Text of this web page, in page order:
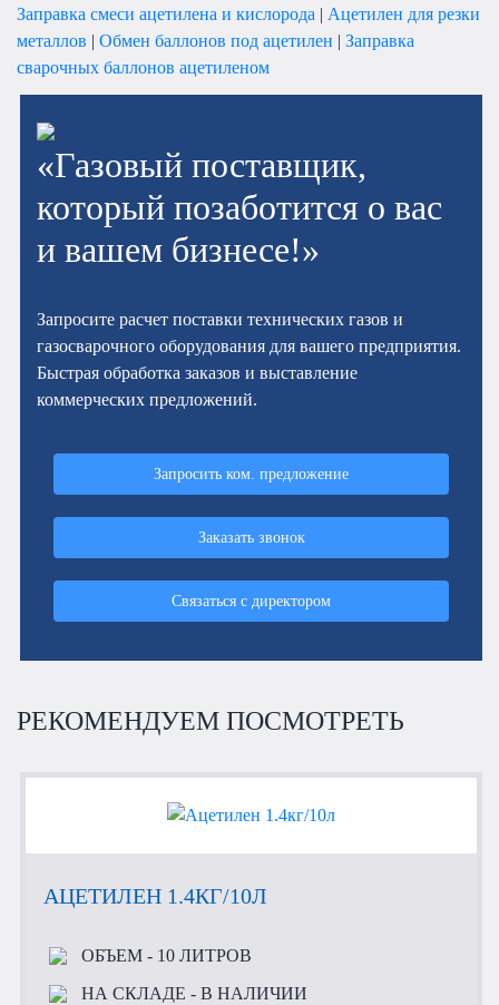
Заправка смеси ацетилена и кислорода | Ацетилен для резки
металлов | Обмен баллонов под ацетилен | Заправка
сварочных баллонов ацетиленом
«Газовый поставщик,
который позаботится о вас
и вашем бизнесе!»
Запросите расчет поставки технических газов и
газосварочного оборудования для вашего предприятия.
Быстрая обработка заказов и выставление
коммерческих предложений.
Запросить ком. предложение
Заказать звонок
Связаться с директором
РЕКОМЕНДУЕМ ПОСМОТРЕТЬ
АЦЕТИЛЕН 1.4КГ/10Л
ОБЪЕМ- 10 ЛИТРОВ
НА СКЛАДЕ - В НАЛИЧИИ